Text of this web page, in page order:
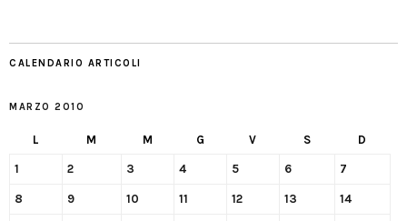
CALENDARIO ARTICOLI
MARZO 2010
L M M G V S D
1 2 3 4 5 6 7
8 9 10 11 12 13 14